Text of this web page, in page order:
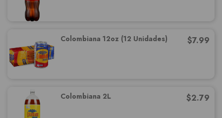
Colombiana 12oz (12 Unidades) $7.99
Colombiana 2L $2.79